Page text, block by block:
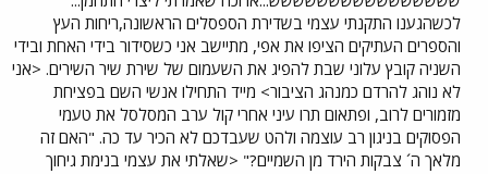
לכשהגענו התקנתי עצמי בשדירת הספסלים הראשונה,ריחות העץ
והספרים העתיקים הציפו את אפי, מתיישב אני כשסידור בידי האחת ובידי
השניה קובץ עלוני שבת להפיג את השעמום של שירת שיר השירים. <אני
לא נוהג להרדם כמנהג הציבור> מייד התחילו אנשי השם בפציחת
מזמורים לרוב, ופתאום תרו עיני אחרי קול ערב המסלסל את טעמי
הפסוקים בניגון רב עוצמה ולהט שעבדכם לא הכיר עד כה. "האם זה
מלאך ה´ צבקות הירד מן השמיים?" <שאלתי את עצמי בנימת גיחוך